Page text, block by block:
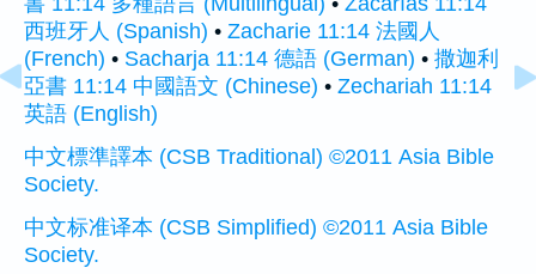
西班牙人 (Spanish) • Zacharie 11:14 法國人
(French) • Sacharja 11:14 德語 (German) • 撒迦利
亞書 11:14 中國語文 (Chinese) • Zechariah 11:14
英語 (English)
中文標準譯本 (CSB Traditional) ©2011 Asia Bible
Society.
中文标准译本 (CSB Simplified) ©2011 Asia Bible
Society.